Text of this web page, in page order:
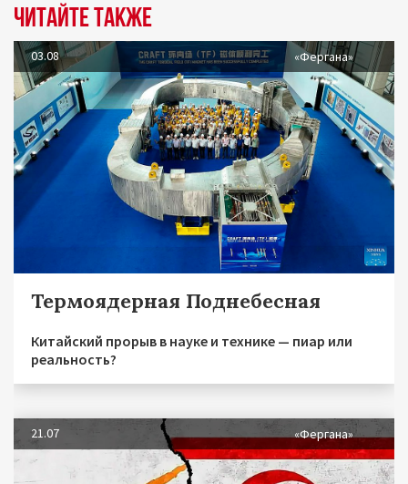
Читайте также
03.08 «Фергана»
Термоядерная Поднебесная
Китайский прорыв в науке и технике — пиар или
реальность?
21.07 «Фергана»